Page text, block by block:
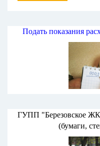
Подать показания
ГУПП "Березовское
(бумаги,